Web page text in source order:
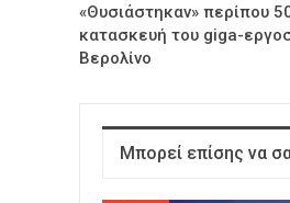
«Θυσιάστηκαν» περίπου
κατασκευή του giga-
Βερολίνο
Μπορεί επίσης να